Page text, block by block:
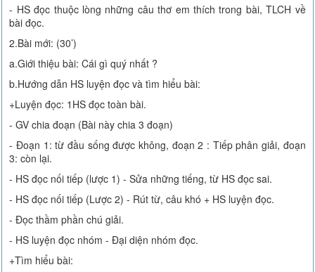
- HS đọc thuộc lòng những câu thơ em thích trong bài, TLCH về
bài đọc.
2.Bài mới: (30’)
a.Giới thiệu bài: Cái gì quý nhất ?
b.Hướng dẫn HS luyện đọc và tìm hiểu bài:
+Luyện đọc: 1HS đọc toàn bài.
- GV chia đoạn (Bài này chia 3 đoạn)
- Đoạn 1: từ đầu sống được không, đoạn 2 : Tiếp phân giải, đoạn
3: còn lại.
- HS đọc nối tiếp (lược 1) - Sửa những tiếng, từ HS đọc sai.
- HS đọc nối tiếp (Lược 2) - Rút từ, câu khó + HS luyện đọc.
- Đọc thầm phần chú giải.
- HS luyện đọc nhóm - Đại diện nhóm đọc.
+Tìm hiểu bài: